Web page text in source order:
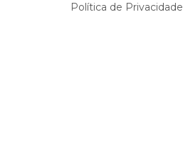
Política de Privacidade